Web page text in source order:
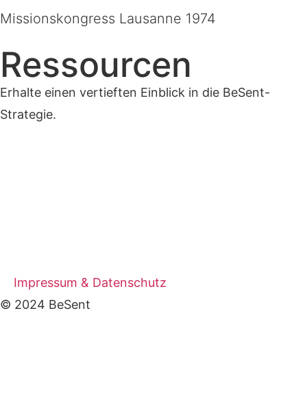
Missionskongress Lausanne 1974
Ressourcen
Erhalte einen vertieften Einblick in die BeSent-
Strategie.
Impressum & Datenschutz
© 2024 BeSent